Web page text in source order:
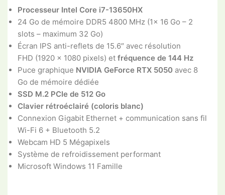
Processeur Intel Core i7-13650HX
24 Go de mémoire DDR5 4800 MHz (1x 16 Go – 2
slots – maximum 32 Go)
Écran IPS anti-reflets de 15.6″ avec résolution
FHD (1920 x 1080 pixels) et fréquence de 144 Hz
Puce graphique NVIDIA GeForce RTX 5050 avec 8
Go de mémoire dédiée
SSD M.2 PCIe de 512 Go
Clavier rétroéclairé (coloris blanc)
Connexion Gigabit Ethernet + communication sans fil
Wi-Fi 6 + Bluetooth 5.2
Webcam HD 5 Mégapixels
Système de refroidissement performant
Microsoft Windows 11 Famille